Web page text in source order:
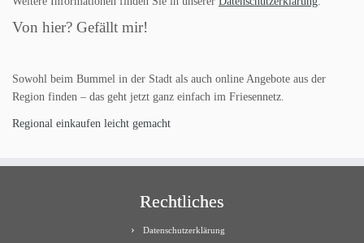
Von hier? Gefällt mir!
Sowohl beim Bummel in der Stadt als auch online Angebote aus der
Region finden – das geht jetzt ganz einfach im Friesennetz.
Regional einkaufen leicht gemacht
Rechtliches
Datenschutzerklärung